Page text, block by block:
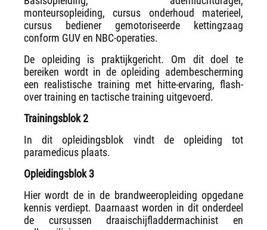
monteursopleiding, cursus onderhoud materieel,
cursus bediener gemotoriseerde kettingzaag
conform GUV en NBC-operaties.
De opleiding is praktijkgericht. Om dit doel te
bereiken wordt in de opleiding adembescherming
een realistische training met hitte-ervaring, flash-
over training en tactische training uitgevoerd.
Trainingsblok 2
In dit opleidingsblok vindt de opleiding tot
paramedicus plaats.
Opleidingsblok 3
Hier wordt de in de brandweeropleiding opgedane
kennis verdiept. Daarnaast worden in dit onderdeel
de cursussen draaischijfladdermachinist en